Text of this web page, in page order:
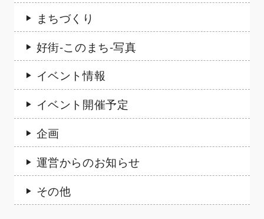
まちづくり
好街-このまち-写真
イベント情報
イベント開催予定
企画
運営からのお知らせ
その他